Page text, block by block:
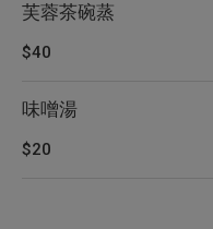
芙蓉茶碗蒸
$40
味噌湯
$20